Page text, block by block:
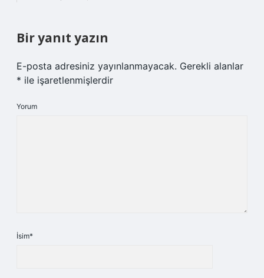
Bir yanıt yazın
E-posta adresiniz yayınlanmayacak. Gerekli alanlar
* ile işaretlenmişlerdir
Yorum
İsim*